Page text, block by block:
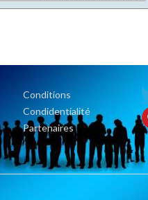
Conditions
Condidentialité
Partenaires